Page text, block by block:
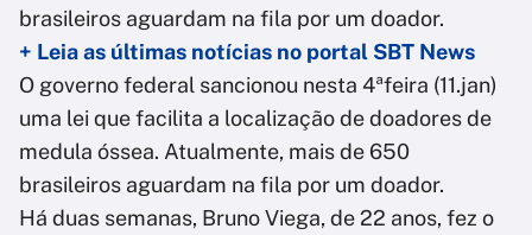
brasileiros aguardam na fila por um doador.
+ Leia as últimas notícias no portal SBT News
O governo federal sancionou nesta 4ªfeira (11.jan)
uma lei que facilita a localização de doadores de
medula óssea. Atualmente, mais de 650
brasileiros aguardam na fila por um doador.
Há duas semanas, Bruno Viega, de 22 anos, fez o